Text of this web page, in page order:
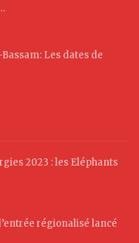
Les dates de
2023 : les Eléphants
régionalisé lancé